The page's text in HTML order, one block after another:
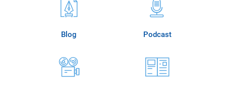
Blog Podcast